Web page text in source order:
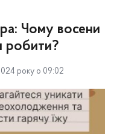
Чому восени
робити?
року о 09:02